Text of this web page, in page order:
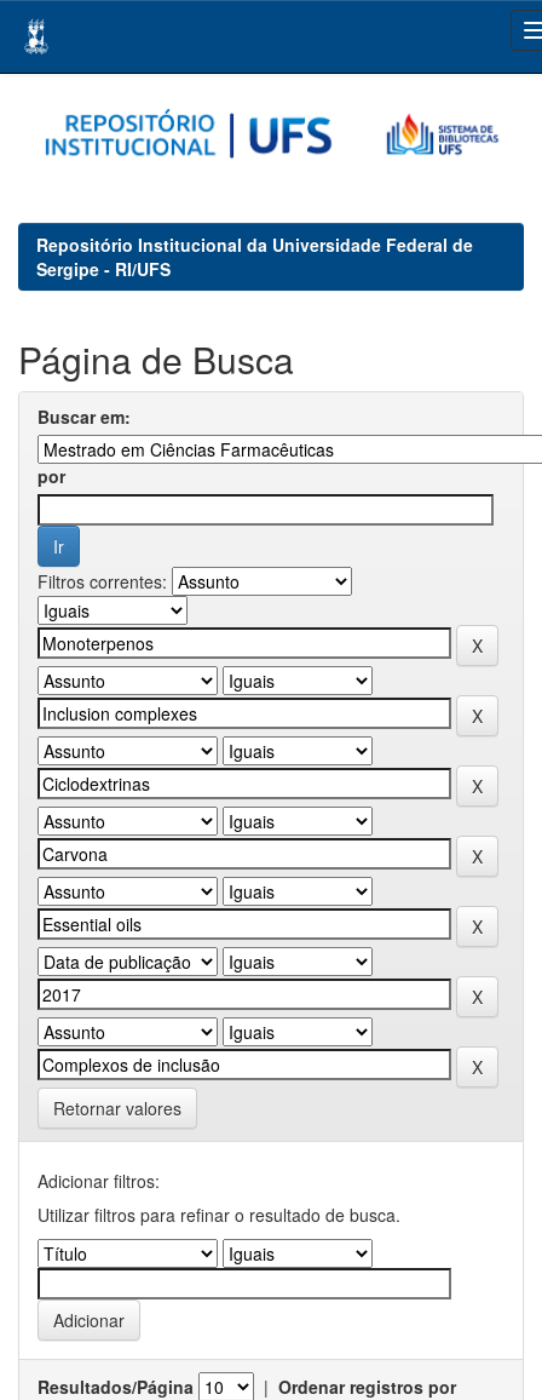
navigation
Repositório Institucional da Universidade Federal de
Sergipe - RI/UFS
Página de Busca
Buscar em:
por
Filtros correntes:
Retornar valores
Adicionar filtros:
Utilizar filtros para refinar o resultado de busca.
Resultados/Página | Ordenar registros por